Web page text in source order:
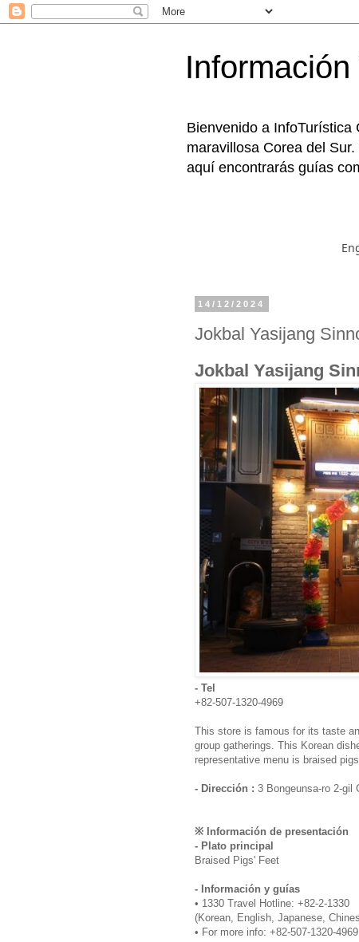
Bienvenido a InfoTurística
maravillosa Corea del
aquí encontrarás guías
14/12/2024
Jokbal Yasijang
Jokbal Yasijang
- Tel
+82-507-1320-4969
This store is famous for its taste
group gatherings. This Korean
representative menu is braised
- Dirección : 3 Bongeunsa-ro 2-gil
※ Información de presentación
- Plato principal
Braised Pigs' Feet
- Información y guías
• 1330 Travel Hotline: +82-2-1330
(Korean, English, Japanese,
• For more info: +82-507-1320-4969